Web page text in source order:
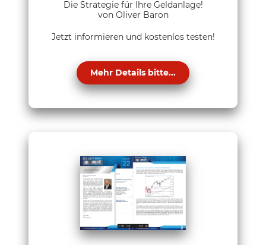
Die Strategie für Ihre Geldanlage!
von Oliver Baron
Jetzt informieren und kostenlos testen!
Mehr Details bitte...